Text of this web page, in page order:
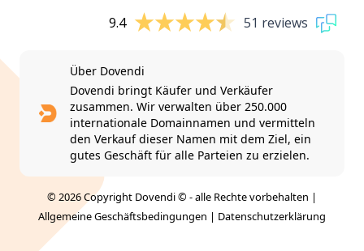
9.4 51 reviews
Über Dovendi
Dovendi bringt Käufer und Verkäufer
zusammen. Wir verwalten über 250.000
internationale Domainnamen und vermitteln
den Verkauf dieser Namen mit dem Ziel, ein
gutes Geschäft für alle Parteien zu erzielen.
© 2026 Copyright Dovendi © - alle Rechte vorbehalten |
Allgemeine Geschäftsbedingungen | Datenschutzerklärung